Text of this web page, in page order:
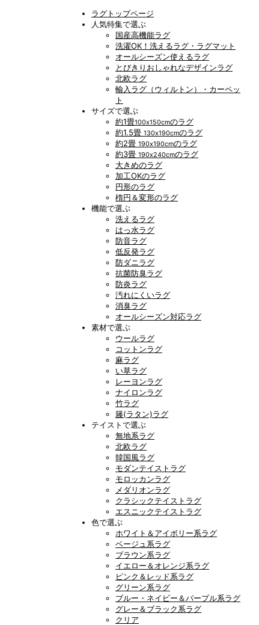
ラグトップページ
人気特集で選ぶ
国産高機能ラグ
洗濯OK！洗えるラグ・ラグマット
オールシーズン使えるラグ
とびきりおしゃれなデザインラグ
北欧ラグ
輸入ラグ（ウィルトン）・カーペッ
ト
サイズで選ぶ
約1畳100x150cmのラグ
約1.5畳 130x190cmのラグ
約2畳 190x190cmのラグ
約3畳 190x240cmのラグ
大きめのラグ
加工OKのラグ
円形のラグ
楕円＆変形のラグ
機能で選ぶ
洗えるラグ
はっ水ラグ
防音ラグ
低反発ラグ
防ダニラグ
抗菌防臭ラグ
防炎ラグ
汚れにくいラグ
消臭ラグ
オールシーズン対応ラグ
素材で選ぶ
ウールラグ
コットンラグ
麻ラグ
い草ラグ
レーヨンラグ
ナイロンラグ
竹ラグ
籐(ラタン)ラグ
テイストで選ぶ
無地系ラグ
北欧ラグ
韓国風ラグ
モダンテイストラグ
モロッカンラグ
メダリオンラグ
クラシックテイストラグ
エスニックテイストラグ
色で選ぶ
ホワイト＆アイボリー系ラグ
ベージュ系ラグ
ブラウン系ラグ
イエロー＆オレンジ系ラグ
ピンク＆レッド系ラグ
グリーン系ラグ
ブルー・ネイビー＆パープル系ラグ
グレー＆ブラック系ラグ
クリア